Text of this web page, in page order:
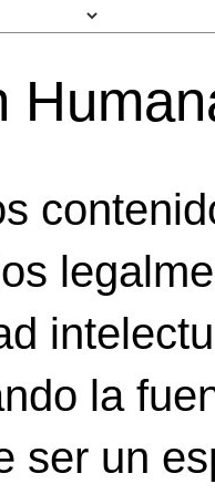
la
ser un